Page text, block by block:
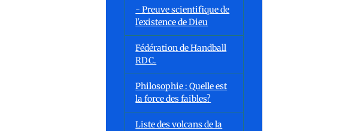
- Preuve scientifique de
l'existence de Dieu
Fédération de Handball
RDC.
Philosophie : Quelle est
la force des faibles?
Liste des volcans de la